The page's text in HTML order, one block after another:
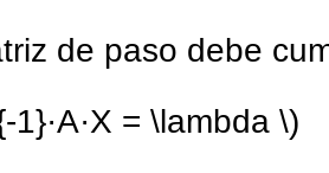
de paso debe
1}·A·X = \lambda \)